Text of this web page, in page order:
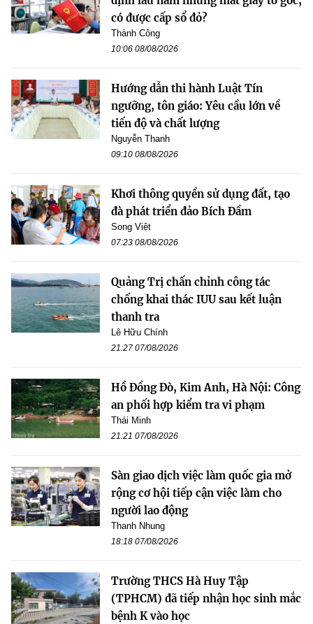
có được cấp sổ đỏ?
Thành Công
10:06 08/08/2026
Hướng dẫn thi hành Luật Tín
ngưỡng, tôn giáo: Yêu cầu lớn về
tiến độ và chất lượng
Nguyễn Thanh
09:10 08/08/2026
Khơi thông quyền sử dụng đất, tạo
đà phát triển đảo Bích Đầm
Song Việt
07:23 08/08/2026
Quảng Trị chấn chỉnh công tác
chống khai thác IUU sau kết luận
thanh tra
Lê Hữu Chính
21:27 07/08/2026
Hồ Đồng Đò, Kim Anh, Hà Nội: Công
an phối hợp kiểm tra vi phạm
Thái Minh
21:21 07/08/2026
Sàn giao dịch việc làm quốc gia mở
rộng cơ hội tiếp cận việc làm cho
người lao động
Thanh Nhung
18:18 07/08/2026
Trường THCS Hà Huy Tập
(TPHCM) đã tiếp nhận học sinh mắc
bệnh K vào học